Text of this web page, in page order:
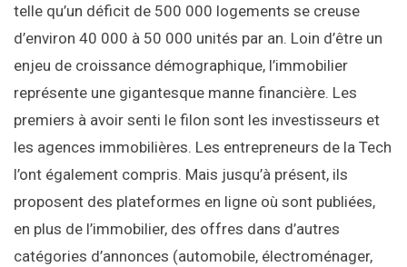
telle qu’un déficit de 500 000 logements se creuse
d’environ 40 000 à 50 000 unités par an. Loin d’être un
enjeu de croissance démographique, l’immobilier
représente une gigantesque manne financière. Les
premiers à avoir senti le filon sont les investisseurs et
les agences immobilières. Les entrepreneurs de la Tech
l’ont également compris. Mais jusqu’à présent, ils
proposent des plateformes en ligne où sont publiées,
en plus de l’immobilier, des offres dans d’autres
catégories d’annonces (automobile, électroménager,